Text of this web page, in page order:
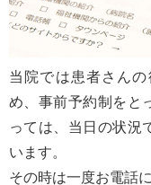
当院では患者さん
め、事前予約制をと
っては、当日の状況
います。
その時は一度お電話